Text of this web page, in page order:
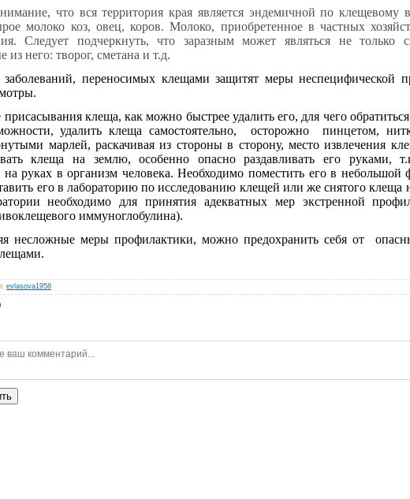
что вся территория края является эндемичной по клещевому
молоко коз, овец, коров. Молоко, приобретенное в частных
Следует подчеркнуть, что заразным может являться не
из него: творог, сметана и т.д.
переносимых клещами защитят меры неспецифической
присасывания клеща, как можно быстрее удалить его, для чего
удалить клеща самостоятельно, осторожно пинцетом,
марлей, раскачивая из стороны в сторону, место извлечения
клеща на землю, особенно опасно раздавливать его руками,
руках в организм человека. Необходимо поместить его в небольшой
его в лабораторию по исследованию клещей или же снятого клеща
необходимо для принятия адекватных мер экстренной
иммуноглобулина).
несложные меры профилактики, можно предохранить себя от
: evlasova1958